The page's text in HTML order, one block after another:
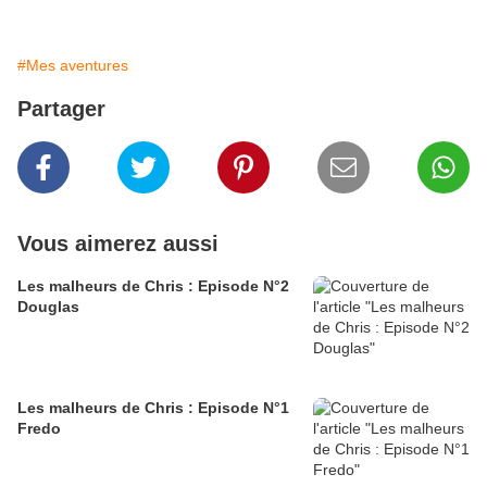
#Mes aventures
Partager
Vous aimerez aussi
Les malheurs de Chris : Episode N°2
Douglas
Les malheurs de Chris : Episode N°1
Fredo